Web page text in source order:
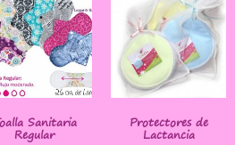
Sanitaria
Regular
Protectores de
Lactancia